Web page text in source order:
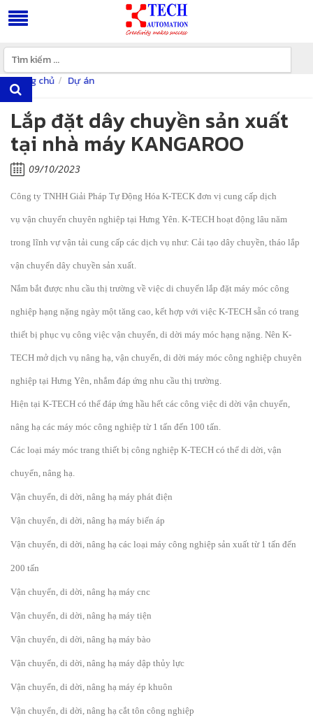
Trang chủ Dự án
Lắp đặt dây chuyền sản xuất
tại nhà máy KANGAROO
09/10/2023
Công ty TNHH Giải Pháp Tự Động Hóa K-TECK đơn vị cung cấp dịch
vụ vận chuyển chuyên nghiệp tại Hưng Yên. K-TECH hoạt động lâu năm
trong lĩnh vự vận tải cung cấp các dịch vụ như: Cải tạo dây chuyền, tháo lắp
vận chuyển dây chuyền sản xuất.
Nắm bắt được nhu cầu thị trường về việc di chuyển lắp đặt máy móc công
nghiệp hạng nặng ngày một tăng cao, kết hợp với việc K-TECH sẵn có trang
thiết bị phục vụ công việc vận chuyển, di dời máy móc hạng nặng. Nên K-
TECH mở dịch vụ nâng hạ, vận chuyển, di dời máy móc công nghiệp chuyên
nghiệp tại Hưng Yên, nhắm đáp ứng nhu cầu thị trường.
Hiện tại K-TECH có thể đáp ứng hầu hết các công việc di dời vận chuyển,
nâng hạ các máy móc công nghiệp từ 1 tấn đến 100 tấn.
Các loại máy móc trang thiết bị công nghiệp K-TECH có thể di dời, vận
chuyển, nâng hạ.
Vận chuyển, di dời, nâng hạ máy phát điện
Vận chuyển, di dời, nâng hạ máy biến áp
Vận chuyển, di dời, nâng hạ các loại máy công nghiệp sản xuất từ 1 tấn đến
200 tấn
Vận chuyển, di dời, nâng hạ máy cnc
Vận chuyển, di dời, nâng hạ máy tiện
Vận chuyển, di dời, nâng hạ máy bào
Vận chuyển, di dời, nâng hạ máy dập thủy lực
Vận chuyển, di dời, nâng hạ máy ép khuôn
Vận chuyển, di dời, nâng hạ cắt tôn công nghiệp